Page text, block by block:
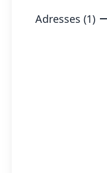
Adresses (1)